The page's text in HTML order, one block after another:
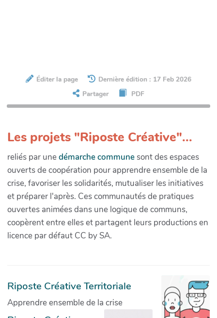
Éditer la page
Dernière édition : 17 Feb 2026
Partager
PDF